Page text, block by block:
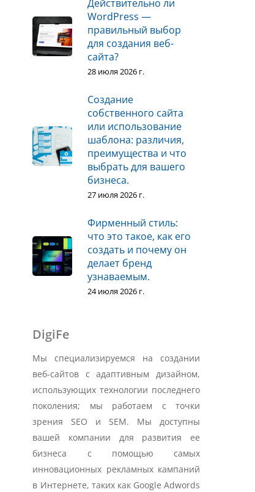
Действительно ли
WordPress —
правильный выбор
для создания веб-
сайта?
28 июля 2026 г.
Создание
собственного сайта
или использование
шаблона: различия,
преимущества и что
выбрать для вашего
бизнеса.
27 июля 2026 г.
Фирменный стиль:
что это такое, как его
создать и почему он
делает бренд
узнаваемым.
24 июля 2026 г.
DigiFe
Мы специализируемся на создании
веб-сайтов с адаптивным дизайном,
использующих технологии последнего
поколения; мы работаем с точки
зрения SEO и SEM. Мы доступны
вашей компании для развития ее
бизнеса с помощью самых
инновационных рекламных кампаний
в Интернете, таких как Google Adwords